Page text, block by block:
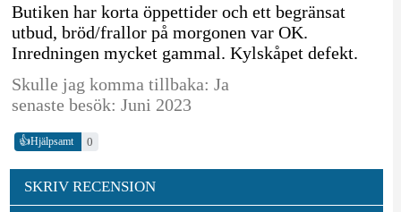
Butiken har korta öppettider och ett begränsat
utbud, bröd/frallor på morgonen var OK.
Inredningen mycket gammal. Kylskåpet defekt.
Skulle jag komma tillbaka: Ja
senaste besök: Juni 2023
👍Hjälpsamt 0
SKRIV RECENSION